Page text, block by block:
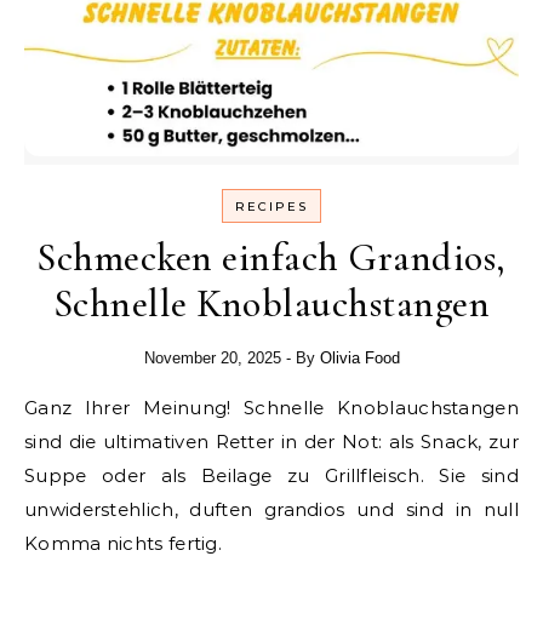
RECIPES
Schmecken einfach Grandios,
Schnelle Knoblauchstangen
November 20, 2025 - By Olivia Food
Ganz Ihrer Meinung! Schnelle Knoblauchstangen
sind die ultimativen Retter in der Not: als Snack, zur
Suppe oder als Beilage zu Grillfleisch. Sie sind
unwiderstehlich, duften grandios und sind in null
Komma nichts fertig.